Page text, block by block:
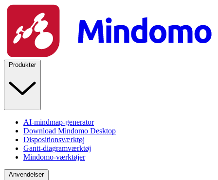
Produkter
AI-mindmap-generator
Download Mindomo Desktop
Dispositionsværktøj
Gantt-diagramværktøj
Mindomo-værktøjer
Anvendelser